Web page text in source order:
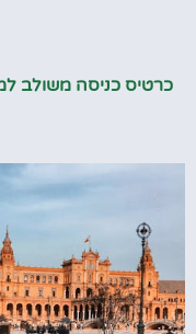
כרטיס כניסה משולב